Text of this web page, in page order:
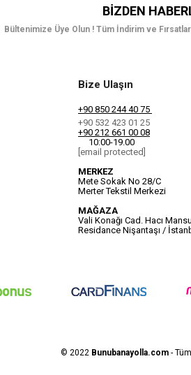
BIZDEN
Bültenimize Üye Olun ! Tüm İndirim ve
Bize Ulaşın
+90 850 244 40 75
+90 532 423 01 25
+90 212 661 00 08
10:00-19.00
[email protected]
MERKEZ
Mete Sokak No 28/C
Merter Tekstil Merkezi
MAĞAZA
Vali Konağı Cad. Hacı
Residance Nişantaşı /
© 2022 Bunubanayolla.com -